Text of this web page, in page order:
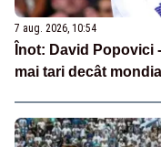
7 aug. 2026, 10:54
Înot: David Popovici
mai tari decât